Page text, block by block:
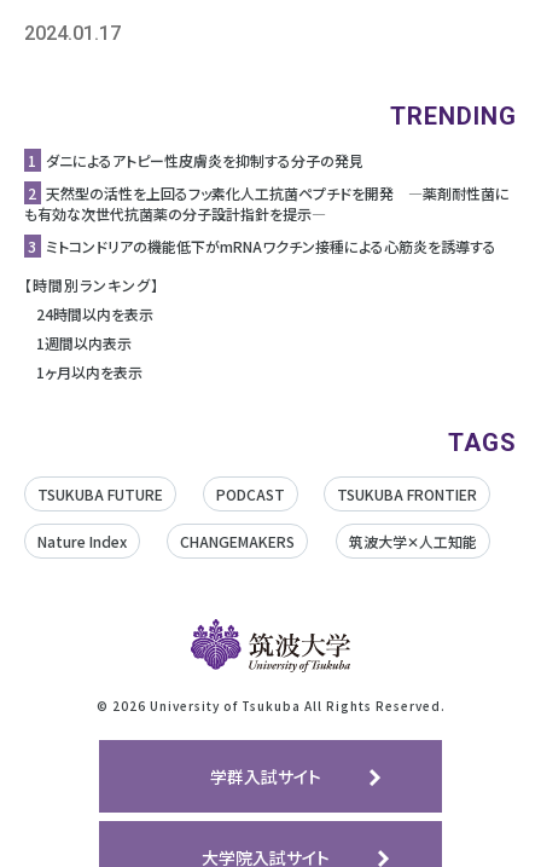
2024.01.17
TRENDING
1 ダニによるアトピー性皮膚炎を抑制する分子の発見
2 天然型の活性を上回るフッ素化人工抗菌ペプチドを開発 ―薬剤耐性菌に
も有効な次世代抗菌薬の分子設計指針を提示―
3 ミトコンドリアの機能低下がmRNAワクチン接種による心筋炎を誘導する
【時間別ランキング】
24時間以内を表示
1週間以内表示
1ヶ月以内を表示
TAGS
TSUKUBA FUTURE PODCAST TSUKUBA FRONTIER
Nature Index CHANGEMAKERS 筑波大学✕人工知能
© 2026 University of Tsukuba All Rights Reserved.
学群入試サイト
大学院入試サイト